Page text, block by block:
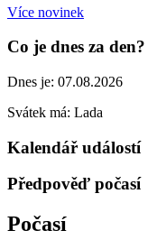
Více novinek
Co je dnes za den?
Dnes je: 07.08.2026
Svátek má: Lada
Kalendář událostí
Předpověď počasí
Počasí